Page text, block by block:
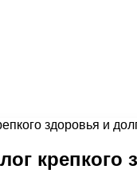
здоровья и
крепкого